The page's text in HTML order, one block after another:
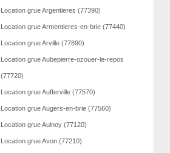
Location grue Argentieres (77390)
Location grue Armentieres-en-brie (77440)
Location grue Arville (77890)
Location grue Aubepierre-ozouer-le-repos
(77720)
Location grue Aufferville (77570)
Location grue Augers-en-brie (77560)
Location grue Aulnoy (77120)
Location grue Avon (77210)